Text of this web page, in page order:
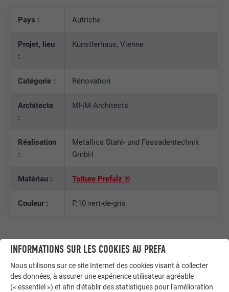
Pays : Autriche
Projet, lieu
:
Künstlerhaus, Vienne
Catégorie : Rénovation
Architecte
:
MHM Architects
Réalisation
:
Metallica Stahl- und Fassadentechnik
GmbH
Matériau : Toiture Prefalz ®
Couleur : P.10 vert-de-gris
ÉCOLE PRIMAIRE ÉVANGÉLIQUE DE LA
KARLSPLATZ
INFORMATIONS SUR LES COOKIES AU PREFA
Nous utilisons sur ce site Internet des cookies visant à collecter
des données, à assurer une expérience utilisateur agréable
(« essentiel ») et afin d'établir des statistiques pour l'amélioration